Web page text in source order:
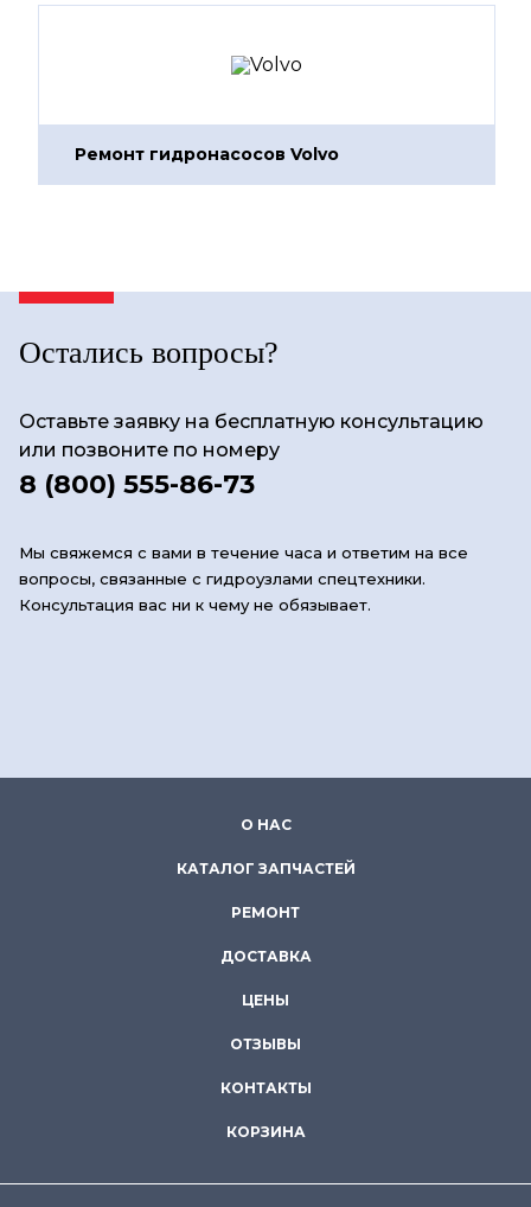
Ремонт гидронасосов Volvo
Остались вопросы?
Оставьте заявку на бесплатную консультацию
или позвоните по номеру
8 (800) 555-86-73
Мы свяжемся с вами в течение часа и ответим на все
вопросы, связанные с гидроузлами спецтехники.
Консультация вас ни к чему не обязывает.
О НАС
КАТАЛОГ ЗАПЧАСТЕЙ
РЕМОНТ
ДОСТАВКА
ЦЕНЫ
ОТЗЫВЫ
КОНТАКТЫ
КОРЗИНА